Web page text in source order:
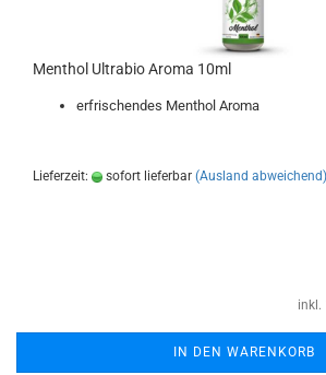
Menthol Ultrabio Aroma 10ml
erfrischendes Menthol Aroma
Lieferzeit: sofort lieferbar (Ausland abweichend)
inkl.
IN DEN WARENKORB